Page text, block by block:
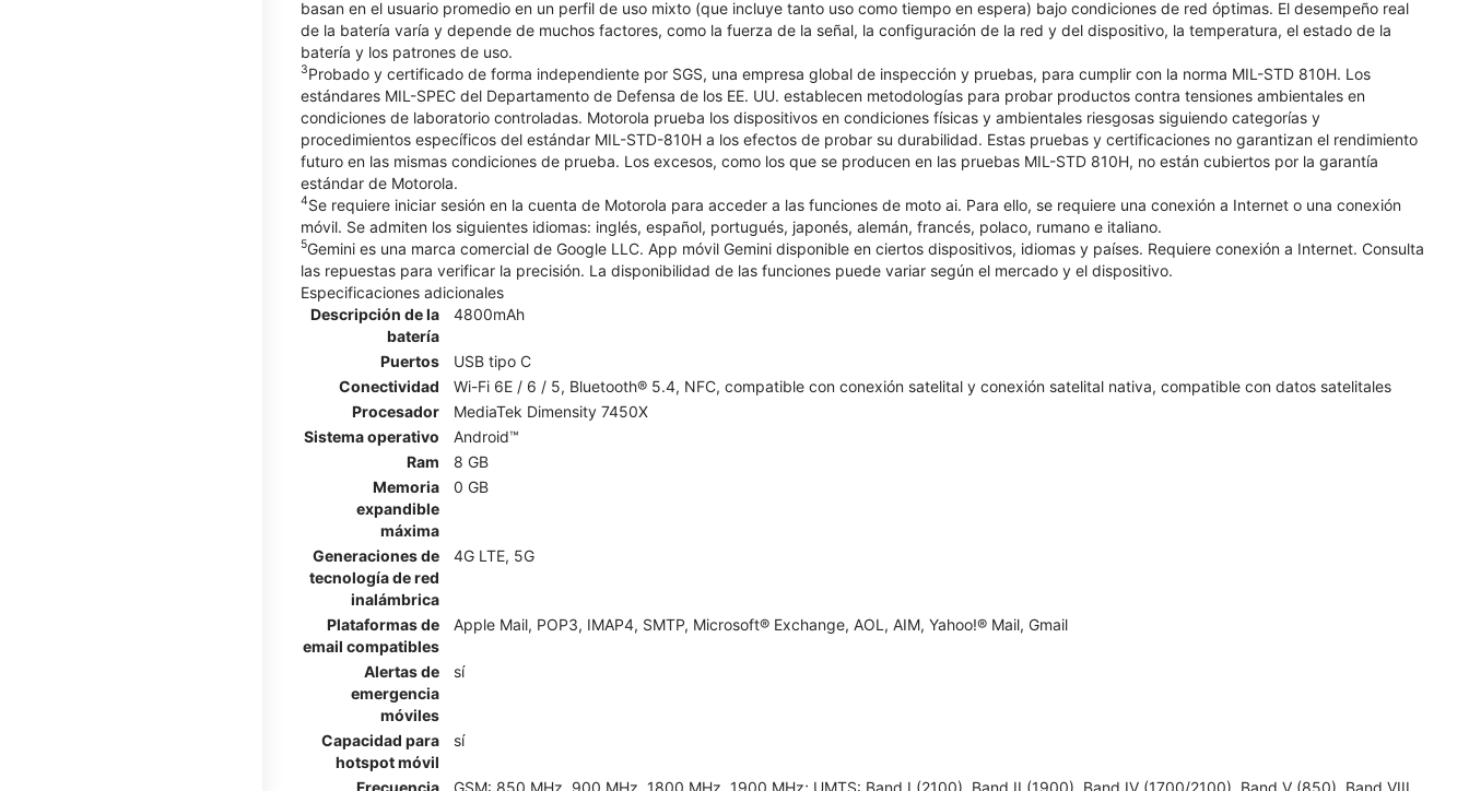
basan en el usuario promedio en un perfil de uso mixto (que incluye tanto uso como tiempo en espera) bajo condiciones de red óptimas. El desempeño real
de la batería varía y depende de muchos factores, como la fuerza de la señal, la configuración de la red y del dispositivo, la temperatura, el estado de la
batería y los patrones de uso.
3Probado y certificado de forma independiente por SGS, una empresa global de inspección y pruebas, para cumplir con la norma MIL-STD 810H. Los
estándares MIL-SPEC del Departamento de Defensa de los EE. UU. establecen metodologías para probar productos contra tensiones ambientales en
condiciones de laboratorio controladas. Motorola prueba los dispositivos en condiciones físicas y ambientales riesgosas siguiendo categorías y
procedimientos específicos del estándar MIL-STD-810H a los efectos de probar su durabilidad. Estas pruebas y certificaciones no garantizan el rendimiento
futuro en las mismas condiciones de prueba. Los excesos, como los que se producen en las pruebas MIL-STD 810H, no están cubiertos por la garantía
estándar de Motorola.
4Se requiere iniciar sesión en la cuenta de Motorola para acceder a las funciones de moto ai. Para ello, se requiere una conexión a Internet o una conexión
móvil. Se admiten los siguientes idiomas: inglés, español, portugués, japonés, alemán, francés, polaco, rumano e italiano.
5Gemini es una marca comercial de Google LLC. App móvil Gemini disponible en ciertos dispositivos, idiomas y países. Requiere conexión a Internet. Consulta
las repuestas para verificar la precisión. La disponibilidad de las funciones puede variar según el mercado y el dispositivo.
Especificaciones adicionales
Descripción de la
batería
4800mAh
Puertos
USB tipo C
Conectividad
Wi-Fi 6E / 6 / 5, Bluetooth® 5.4, NFC, compatible con conexión satelital y conexión satelital nativa, compatible con datos satelitales
Procesador
MediaTek Dimensity 7450X
Sistema operativo
Android™
Ram
8 GB
Memoria
expandible
máxima
0 GB
Generaciones de
tecnología de red
inalámbrica
4G LTE, 5G
Plataformas de
email compatibles
Apple Mail, POP3, IMAP4, SMTP, Microsoft® Exchange, AOL, AIM, Yahoo!® Mail, Gmail
Alertas de
emergencia
móviles
sí
Capacidad para
hotspot móvil
sí
Frecuencia GSM: 850 MHz, 900 MHz, 1800 MHz, 1900 MHz; UMTS: Band I (2100), Band II (1900), Band IV (1700/2100), Band V (850), Band VIII